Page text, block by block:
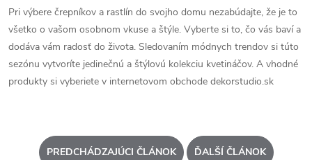
Pri výbere črepníkov a rastlín do svojho domu nezabúdajte, že je to
všetko o vašom osobnom vkuse a štýle. Vyberte si to, čo vás baví a
dodáva vám radosť do života. Sledovaním módnych trendov si túto
sezónu vytvoríte jedinečnú a štýlovú kolekciu kvetináčov. A vhodné
produkty si vyberiete v internetovom obchode dekorstudio.sk
PREDCHÁDZAJÚCI ČLÁNOK ĎALŠÍ ČLÁNOK